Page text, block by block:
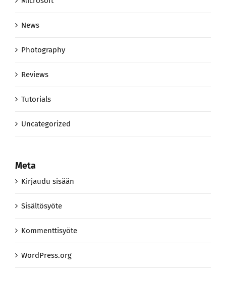
News
Photography
Reviews
Tutorials
Uncategorized
Meta
Kirjaudu sisään
Sisältösyöte
Kommenttisyöte
WordPress.org